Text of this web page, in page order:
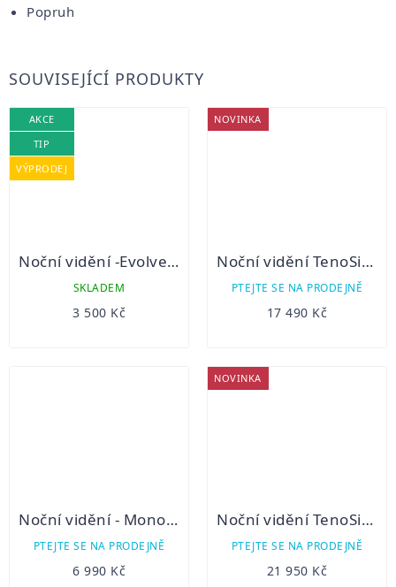
Popruh
SOUVISEJÍCÍ PRODUKTY
AKCE
TIP
VÝPRODEJ
Noční vidění -Evolveo Night Vision W25 binokulár WIFI
SKLADEM
3 500 Kč
NOVINKA
Noční vidění TenoSight Bino NV-80
PTEJTE SE NA PRODEJNĚ
17 490 Kč
Noční vidění - Monokulár Bestguarder WG-50 Plus
PTEJTE SE NA PRODEJNĚ
6 990 Kč
NOVINKA
Noční vidění TenoSight Bino NV-80 LRF
PTEJTE SE NA PRODEJNĚ
21 950 Kč